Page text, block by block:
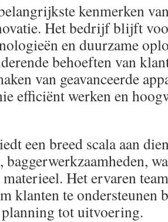
kenmerken
Het bedrijf blijft
en duurzame
behoeften van
van geavanceerde
efficiënt werken en
een breed scala aan
baggerwerkzaamheden,
Het ervaren
klanten te ondersteunen
tot uitvoering.